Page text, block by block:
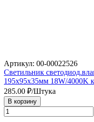
Артикул: 00-00022526
Светильник
195х95х35мм 18W/4000K
285.00 ₽/Штука
В корзину